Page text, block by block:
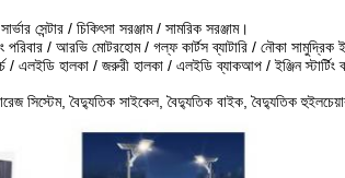
সেন্টার / চিকিৎসা সরঞ্জাম / সামরিক সরঞ্জাম।
/ আরভি মোটরহোম / গল্ফ কার্টস ব্যাটারি / নৌকা সামুদ্রিক
এলইডি হালকা / জরুরী হালকা / এলইডি ব্যাকআপ / ইঞ্জিন স্টার্টিং
সিস্টেম, বৈদ্যুতিক সাইকেল, বৈদ্যুতিক বাইক, বৈদ্যুতিক